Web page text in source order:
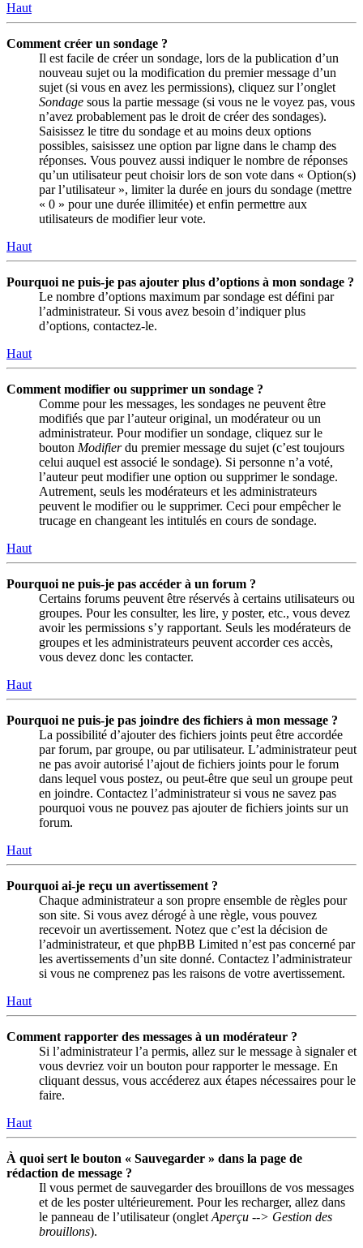
Haut
Comment créer un sondage ?
Il est facile de créer un sondage, lors de la publication d’un
nouveau sujet ou la modification du premier message d’un
sujet (si vous en avez les permissions), cliquez sur l’onglet
Sondage sous la partie message (si vous ne le voyez pas, vous
n’avez probablement pas le droit de créer des sondages).
Saisissez le titre du sondage et au moins deux options
possibles, saisissez une option par ligne dans le champ des
réponses. Vous pouvez aussi indiquer le nombre de réponses
qu’un utilisateur peut choisir lors de son vote dans « Option(s)
par l’utilisateur », limiter la durée en jours du sondage (mettre
« 0 » pour une durée illimitée) et enfin permettre aux
utilisateurs de modifier leur vote.
Haut
Pourquoi ne puis-je pas ajouter plus d’options à mon sondage ?
Le nombre d’options maximum par sondage est défini par
l’administrateur. Si vous avez besoin d’indiquer plus
d’options, contactez-le.
Haut
Comment modifier ou supprimer un sondage ?
Comme pour les messages, les sondages ne peuvent être
modifiés que par l’auteur original, un modérateur ou un
administrateur. Pour modifier un sondage, cliquez sur le
bouton Modifierdu premier message du sujet (c’est toujours
celui auquel est associé le sondage). Si personne n’a voté,
l’auteur peut modifier une option ou supprimer le sondage.
Autrement, seuls les modérateurs et les administrateurs
peuvent le modifier ou le supprimer. Ceci pour empêcher le
trucage en changeant les intitulés en cours de sondage.
Haut
Pourquoi ne puis-je pas accéder à un forum ?
Certains forums peuvent être réservés à certains utilisateurs ou
groupes. Pour les consulter, les lire, y poster, etc., vous devez
avoir les permissions s’y rapportant. Seuls les modérateurs de
groupes et les administrateurs peuvent accorder ces accès,
vous devez donc les contacter.
Haut
Pourquoi ne puis-je pas joindre des fichiers à mon message ?
La possibilité d’ajouter des fichiers joints peut être accordée
par forum, par groupe, ou par utilisateur. L’administrateur peut
ne pas avoir autorisé l’ajout de fichiers joints pour le forum
dans lequel vous postez, ou peut-être que seul un groupe peut
en joindre. Contactez l’administrateur si vous ne savez pas
pourquoi vous ne pouvez pas ajouter de fichiers joints sur un
forum.
Haut
Pourquoi ai-je reçu un avertissement ?
Chaque administrateur a son propre ensemble de règles pour
son site. Si vous avez dérogé à une règle, vous pouvez
recevoir un avertissement. Notez que c’est la décision de
l’administrateur, et que phpBB Limited n’est pas concerné par
les avertissements d’un site donné. Contactez l’administrateur
si vous ne comprenez pas les raisons de votre avertissement.
Haut
Comment rapporter des messages à un modérateur ?
Si l’administrateur l’a permis, allez sur le message à signaler et
vous devriez voir un bouton pour rapporter le message. En
cliquant dessus, vous accéderez aux étapes nécessaires pour le
faire.
Haut
À quoi sert le bouton « Sauvegarder » dans la page de
rédaction de message ?
Il vous permet de sauvegarder des brouillons de vos messages
et de les poster ultérieurement. Pour les recharger, allez dans
le panneau de l’utilisateur (onglet Aperçu --> Gestion des
brouillons).